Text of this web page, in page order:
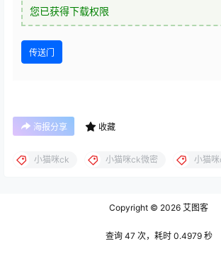
您已获得下载权限
传送门
海报分享 收藏
小猫咪ck 小猫咪ck微密 小猫
Copyright © 2026 艾图客
查询 47 次，耗时 0.4979 秒